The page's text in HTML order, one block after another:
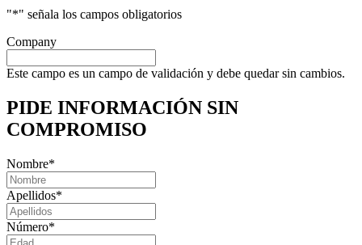
"*" señala los campos obligatorios
Company
Este campo es un campo de validación y debe quedar sin cambios.
PIDE INFORMACIÓN SIN
COMPROMISO
Nombre*
Apellidos*
Número*